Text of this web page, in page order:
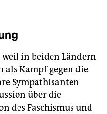
in beiden Ländern
als Kampf gegen die
Sympathisanten
über die
des Faschismus und